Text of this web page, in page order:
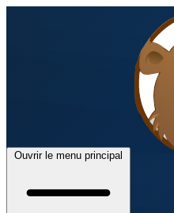
Ouvrir le menu principal